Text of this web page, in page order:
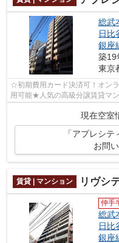
総武
日比
銀座
築19
東京
☆初期費用カード決済可！オン
用可能★人気の高級分譲賃貸マ
現在空室
「アプレシ
お問
賃貸 | マンション リヴシ
仲手
総武
日比
銀座